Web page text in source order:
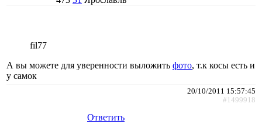
fil77
А вы можете для уверенности выложить фото, т.к косы есть и
у самок
20/10/2011 15:57:45
#1499918
Ответить